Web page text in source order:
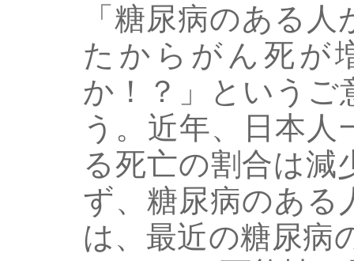
「糖尿病のある
たからがん死が
か！？」というご
う。近年、日本
る死亡の割合は減
ず、糖尿病のある
は、最近の糖尿病